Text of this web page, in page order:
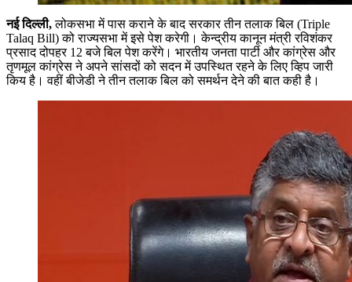
नई दिल्ली,लोकसभा में पास कराने के बाद सरकार तीन तलाक बिल (Triple
Talaq Bill) को राज्यसभा में इसे पेश करेगी। केन्द्रीय कानून मंत्री रविशंकर
प्रसाद दोपहर 12 बजे बिल पेश करेंगे। भारतीय जनता पार्टी और कांग्रेस और
तृणमूल कांग्रेस ने अपने सांसदों को सदन में उपस्थित रहने के लिए व्हिप जारी
किय है। वहीं बीजेडी ने तीन तलाक बिल को समर्थन देने की बात कही है।